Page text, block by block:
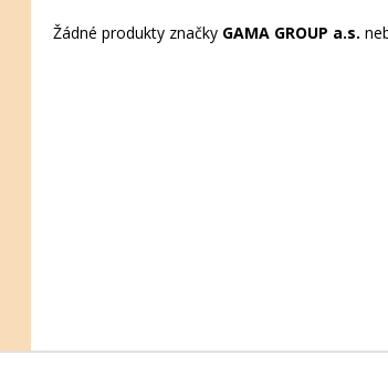
Žádné produkty značky GAMA GROUP a.s.